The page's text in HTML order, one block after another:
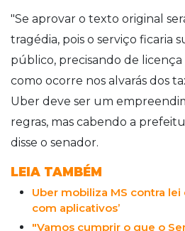
"Se aprovar o texto original
tragédia, pois o serviço ficaria
público, precisando de licença
como ocorre nos alvarás dos
Uber deve ser um
regras, mas cabendo a
disse o senador.
LEIA TAMBÉM
Uber mobiliza MS contra lei
com aplicativos’
"Vamos cumprir o que o